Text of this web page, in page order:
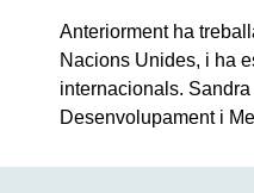
Anteriorment ha
Nacions Unides, i ha
internacionals.
Desenvolupament i